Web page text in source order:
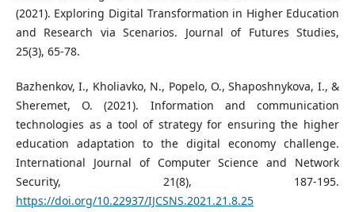
(2021). Exploring Digital Transformation in Higher Education
and Research via Scenarios. Journal of Futures Studies,
25(3), 65-78.
Bazhenkov, І., Kholiavko, N., Popelo, О., Shaposhnykova, І., &
Sheremet, О. (2021). Information and communication
technologies as a tool of strategy for ensuring the higher
education adaptation to the digital economy challenge.
International Journal of Computer Science and Network
Security, 21(8), 187-195.
https://doi.org/10.22937/IJCSNS.2021.21.8.25